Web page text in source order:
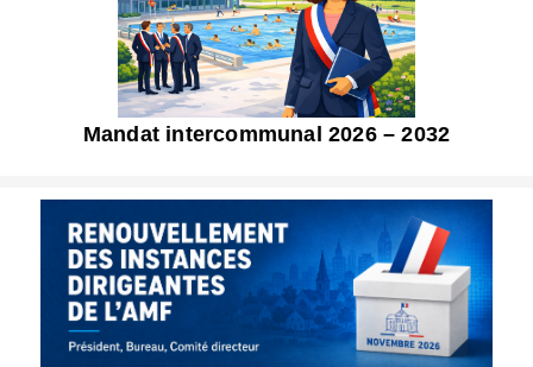
Mandat intercommunal 2026 – 2032